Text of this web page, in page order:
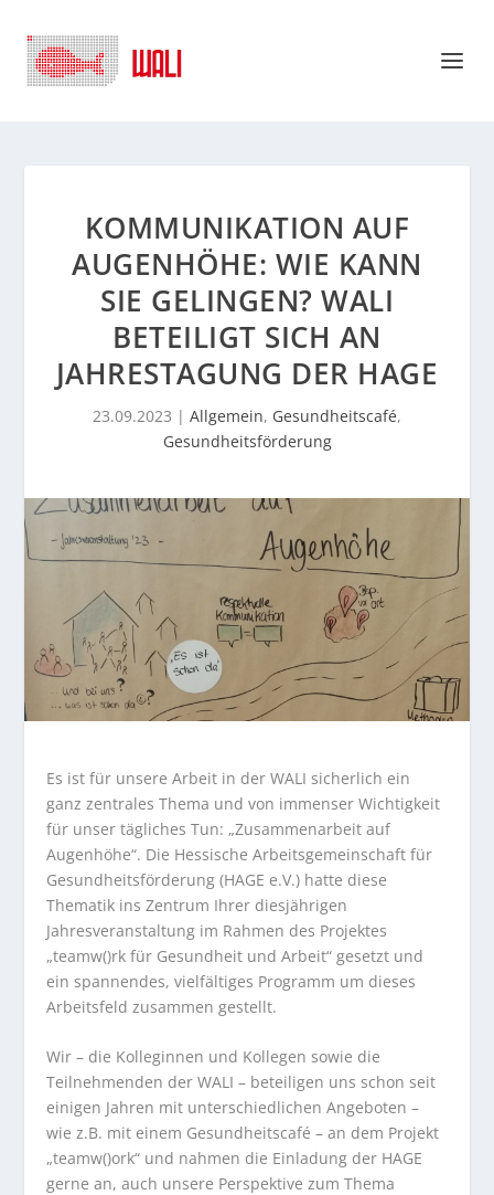
KOMMUNIKATION AUF
AUGENHÖHE: WIE KANN
SIE GELINGEN? WALI
BETEILIGT SICH AN
JAHRESTAGUNG DER HAGE
23.09.2023 | Allgemein, Gesundheitscafé,
Gesundheitsförderung
Es ist für unsere Arbeit in der WALI sicherlich ein
ganz zentrales Thema und von immenser Wichtigkeit
für unser tägliches Tun: „Zusammenarbeit auf
Augenhöhe“. Die Hessische Arbeitsgemeinschaft für
Gesundheitsförderung (HAGE e.V.) hatte diese
Thematik ins Zentrum Ihrer diesjährigen
Jahresveranstaltung im Rahmen des Projektes
„teamw()rk für Gesundheit und Arbeit“ gesetzt und
ein spannendes, vielfältiges Programm um dieses
Arbeitsfeld zusammen gestellt.
Wir – die Kolleginnen und Kollegen sowie die
Teilnehmenden der WALI – beteiligen uns schon seit
einigen Jahren mit unterschiedlichen Angeboten –
wie z.B. mit einem Gesundheitscafé – an dem Projekt
„teamw()ork“ und nahmen die Einladung der HAGE
gerne an, auch unsere Perspektive zum Thema